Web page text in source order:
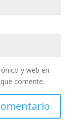
y web en
comente.